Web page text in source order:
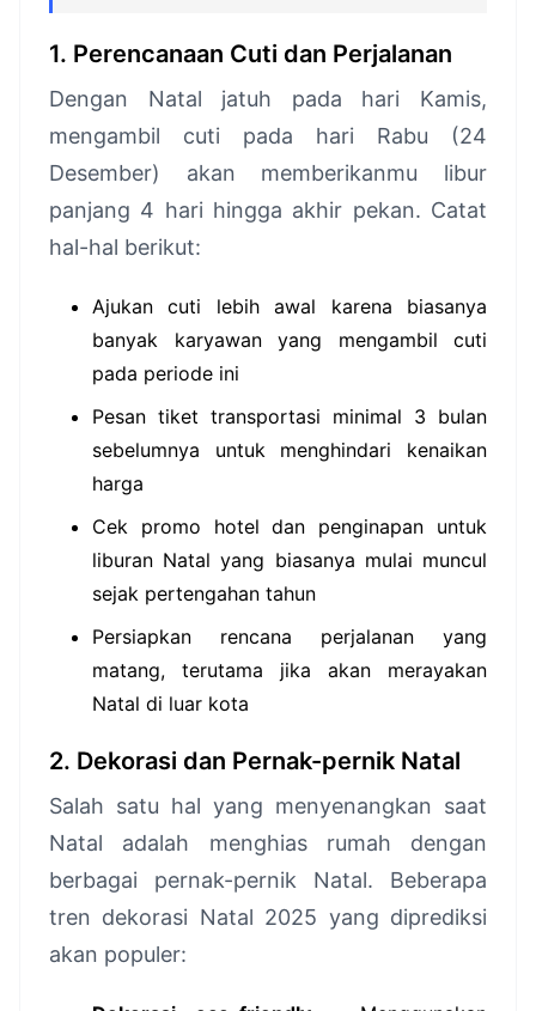
1. Perencanaan Cuti dan Perjalanan
Dengan Natal jatuh pada hari Kamis,
mengambil cuti pada hari Rabu (24
Desember) akan memberikanmu libur
panjang 4 hari hingga akhir pekan. Catat
hal-hal berikut:
Ajukan cuti lebih awal karena biasanya
banyak karyawan yang mengambil cuti
pada periode ini
Pesan tiket transportasi minimal 3 bulan
sebelumnya untuk menghindari kenaikan
harga
Cek promo hotel dan penginapan untuk
liburan Natal yang biasanya mulai muncul
sejak pertengahan tahun
Persiapkan rencana perjalanan yang
matang, terutama jika akan merayakan
Natal di luar kota
2. Dekorasi dan Pernak-pernik Natal
Salah satu hal yang menyenangkan saat
Natal adalah menghias rumah dengan
berbagai pernak-pernik Natal. Beberapa
tren dekorasi Natal 2025 yang diprediksi
akan populer: